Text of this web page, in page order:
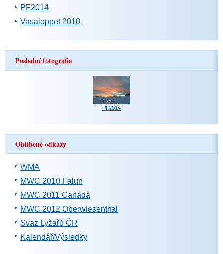
PF2014
Vasaloppet 2010
Poslední fotografie
PF2014
Oblíbené odkazy
WMA
MWC 2010 Falun
MWC 2011 Canada
MWC 2012 Oberwiesenthal
Svaz Lyžařů ČR
Kalendář/Výsledky